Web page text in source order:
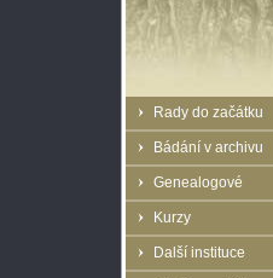
Rady do začátku
Bádání v archivu
Genealogové
Kurzy
Další instituce